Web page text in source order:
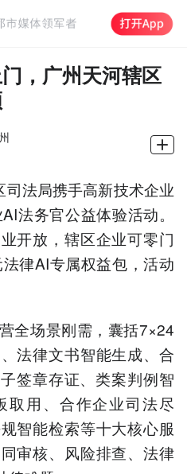
，广州天河辖区
法局携手高新技术企业
法务官公益体验活动。
开放，辖区企业可零门
律AI专属权益包，活动
全场景刚需，囊括7×24
法律文书智能生成、合
签章存证、类案判例智
取用、合作企业司法尽
智能检索等十大核心服
审核、风险排查、法律